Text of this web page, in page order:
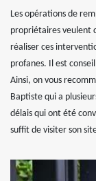
Les opérations de
propriétaires veulent
réaliser ces
profanes. Il est
Ainsi, on vous
Baptiste qui a
délais qui ont été
suffit de visiter son